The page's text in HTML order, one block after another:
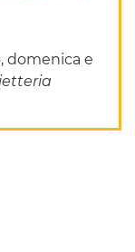
domenica e